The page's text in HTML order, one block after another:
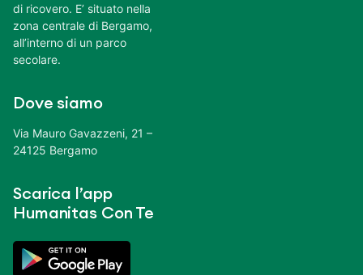
di ricovero. E’ situato nella
zona centrale di Bergamo,
all’interno di un parco
secolare.
Dove siamo
Via Mauro Gavazzeni, 21 –
24125 Bergamo
Scarica l’app
Humanitas Con Te